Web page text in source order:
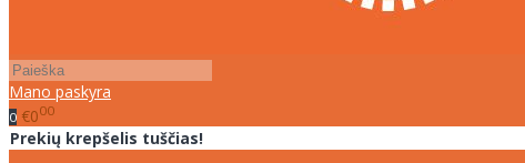
Mano paskyra
0 €000
Prekių krepšelis tuščias!